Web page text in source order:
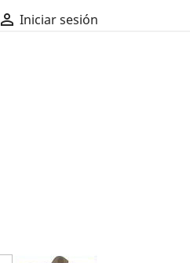
 Iniciar sesión